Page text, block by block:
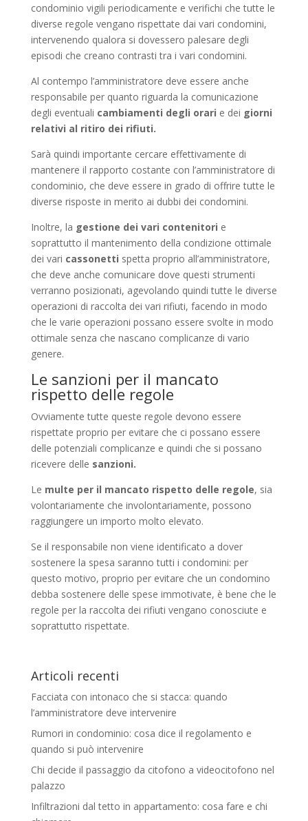
condominio vigili periodicamente e verifichi che tutte le
diverse regole vengano rispettate dai vari condomini,
intervenendo qualora si dovessero palesare degli
episodi che creano contrasti tra i vari condomini.
Al contempo l’amministratore deve essere anche
responsabile per quanto riguarda la comunicazione
degli eventuali cambiamenti degli orari e dei giorni
relativi al ritiro dei rifiuti.
Sarà quindi importante cercare effettivamente di
mantenere il rapporto costante con l’amministratore di
condominio, che deve essere in grado di offrire tutte le
diverse risposte in merito ai dubbi dei condomini.
Inoltre, la gestione dei vari contenitori e
soprattutto il mantenimento della condizione ottimale
dei vari cassonetti spetta proprio all’amministratore,
che deve anche comunicare dove questi strumenti
verranno posizionati, agevolando quindi tutte le diverse
operazioni di raccolta dei vari rifiuti, facendo in modo
che le varie operazioni possano essere svolte in modo
ottimale senza che nascano complicanze di vario
genere.
Le sanzioni per il mancato
rispetto delle regole
Ovviamente tutte queste regole devono essere
rispettate proprio per evitare che ci possano essere
delle potenziali complicanze e quindi che si possano
ricevere delle sanzioni.
Le multe per il mancato rispetto delle regole, sia
volontariamente che involontariamente, possono
raggiungere un importo molto elevato.
Se il responsabile non viene identificato a dover
sostenere la spesa saranno tutti i condomini: per
questo motivo, proprio per evitare che un condomino
debba sostenere delle spese immotivate, è bene che le
regole per la raccolta dei rifiuti vengano conosciute e
soprattutto rispettate.
Articoli recenti
Facciata con intonaco che si stacca: quando
l’amministratore deve intervenire
Rumori in condominio: cosa dice il regolamento e
quando si può intervenire
Chi decide il passaggio da citofono a videocitofono nel
palazzo
Infiltrazioni dal tetto in appartamento: cosa fare e chi